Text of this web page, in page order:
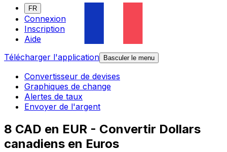
FR
Connexion
Inscription
Aide
Télécharger l'application
Basculer le menu
Convertisseur de devises
Graphiques de change
Alertes de taux
Envoyer de l'argent
8 CAD en EUR - Convertir Dollars
canadiens en Euros